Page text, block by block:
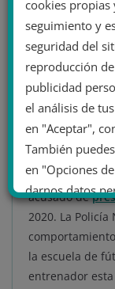
Antonio
Jorge
Guardia de
desfalco
de una serie
simpatizantes.
Manuel Josué
Villafranca de
acusado de
2020. La
la escuela de
entrenador
cookies propias
seguimiento y
seguridad del
reproducción
publicidad
el análisis de
en "Aceptar",
También
en "Opciones
darnos datos
último, puedes
No dar mi